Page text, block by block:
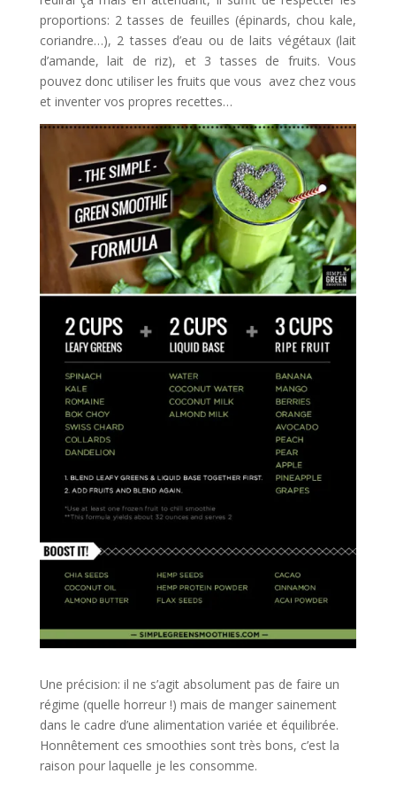
proportions: 2 tasses de feuilles (épinards, chou kale,
coriandre…), 2 tasses d’eau ou de laits végétaux (lait
d’amande, lait de riz), et 3 tasses de fruits. Vous
pouvez donc utiliser les fruits que vous avez chez vous
et inventer vos propres recettes…
Une précision: il ne s’agit absolument pas de faire un
régime (quelle horreur !) mais de manger sainement
dans le cadre d’une alimentation variée et équilibrée.
Honnêtement ces smoothies sont très bons, c’est la
raison pour laquelle je les consomme.